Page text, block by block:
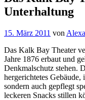
Unterhaltung
15. März 2011 von
Das Kalk Bay Theater
Jahre 1876 erbaut und
Denkmalschutz stehen.
hergerichtetes
sondern auch gepflegt
leckeren Snacks stillen